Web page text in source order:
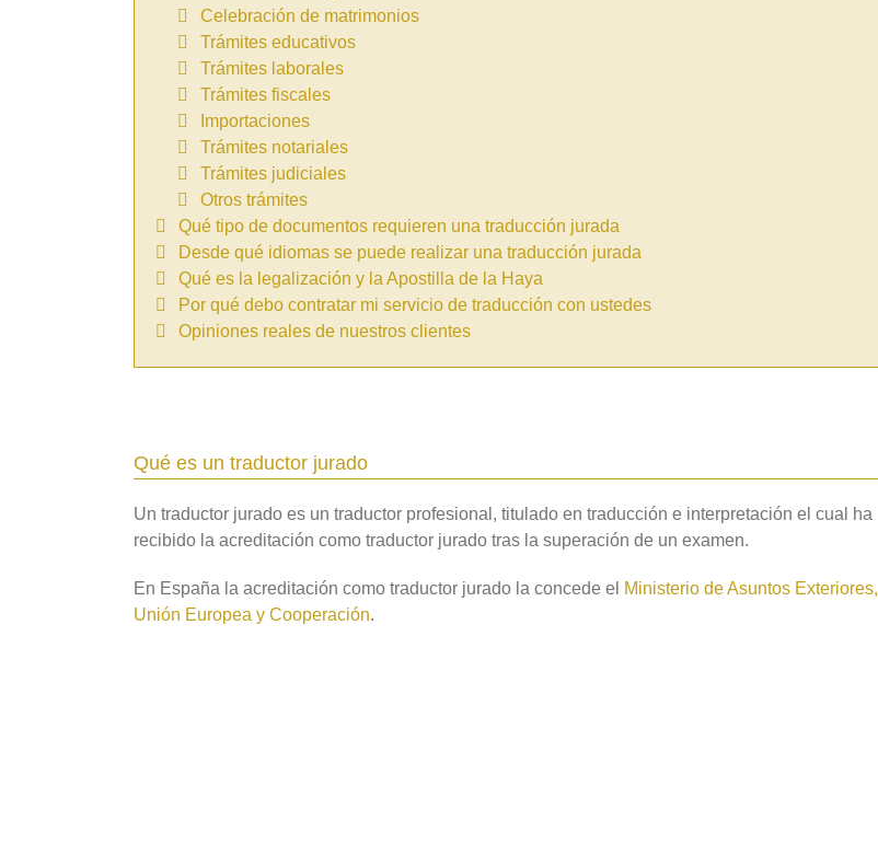
Celebración de matrimonios
Trámites educativos
Trámites laborales
Trámites fiscales
Importaciones
Trámites notariales
Trámites judiciales
Otros trámites
Qué tipo de documentos requieren una traducción jurada
Desde qué idiomas se puede realizar una traducción jurada
Qué es la legalización y la Apostilla de la Haya
Por qué debo contratar mi servicio de traducción con ustedes
Opiniones reales de nuestros clientes
Qué es un traductor jurado
Un traductor jurado es un traductor profesional, titulado en traducción e interpretación el cual ha
recibido la acreditación como traductor jurado tras la superación de un examen.
En España la acreditación como traductor jurado la concede el
Ministerio de Asuntos Exteriores,
Unión Europea y Cooperación.